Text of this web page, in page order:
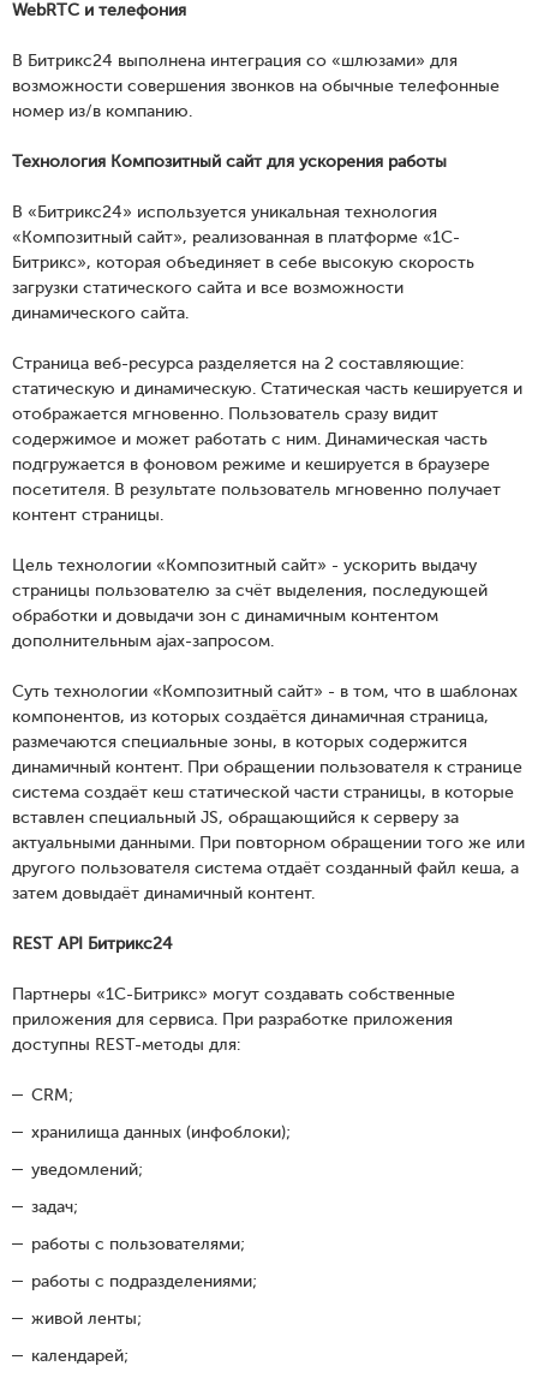
WebRTC и телефония
В Битрикс24 выполнена интеграция со «шлюзами» для
возможности совершения звонков на обычные телефонные
номер из/в компанию.
Технология Композитный сайт для ускорения работы
В «Битрикс24» используется уникальная технология
«Композитный сайт», реализованная в платформе «1С-
Битрикс», которая объединяет в себе высокую скорость
загрузки статического сайта и все возможности
динамического сайта.
Страница веб-ресурса разделяется на 2 составляющие:
статическую и динамическую. Статическая часть кешируется и
отображается мгновенно. Пользователь сразу видит
содержимое и может работать с ним. Динамическая часть
подгружается в фоновом режиме и кешируется в браузере
посетителя. В результате пользователь мгновенно получает
контент страницы.
Цель технологии «Композитный сайт» - ускорить выдачу
страницы пользователю за счёт выделения, последующей
обработки и довыдачи зон с динамичным контентом
дополнительным ajax-запросом.
Суть технологии «Композитный сайт» - в том, что в шаблонах
компонентов, из которых создаётся динамичная страница,
размечаются специальные зоны, в которых содержится
динамичный контент. При обращении пользователя к странице
система создаёт кеш статической части страницы, в которые
вставлен специальный JS, обращающийся к серверу за
актуальными данными. При повторном обращении того же или
другого пользователя система отдаёт созданный файл кеша, а
затем довыдаёт динамичный контент.
REST API Битрикс24
Партнеры «1С-Битрикс» могут создавать собственные
приложения для сервиса. При разработке приложения
доступны REST-методы для:
CRM;
хранилища данных (инфоблоки);
уведомлений;
задач;
работы с пользователями;
работы с подразделениями;
живой ленты;
календарей;